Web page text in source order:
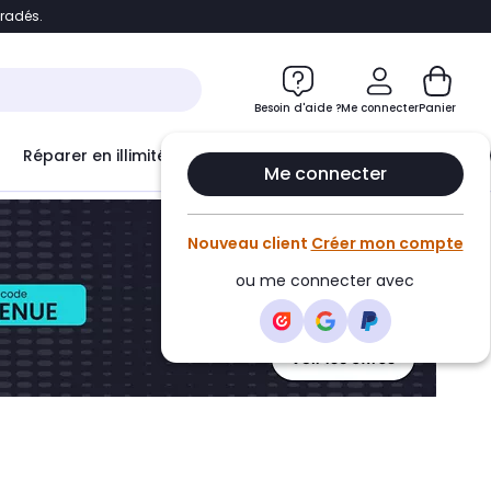
Besoin d'aide ?Me connecter
Me connecter
Nouveau client Créer mon compte
ou me connecter avec
Panier
Réparer en illimité avec Le Club Infinity